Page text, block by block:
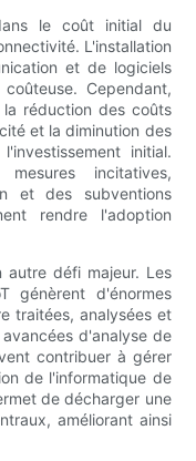
le coût initial du
L'installation
et de logiciels
Cependant,
réduction des coûts
et la diminution des
initial.
incitatives,
et des subventions
rendre l'adoption
autre défi majeur. Les
génèrent d'énormes
traitées, analysées et
d'analyse de
contribuer à gérer
de l'informatique de
de décharger une
améliorant ainsi